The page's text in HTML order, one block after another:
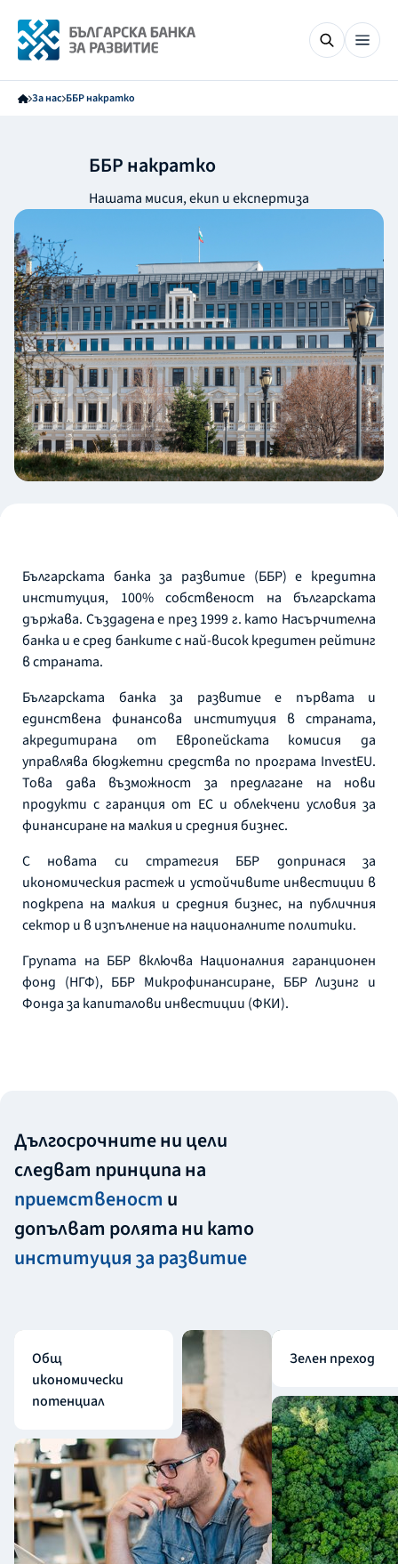
За нас ББР накратко
ББР накратко
Нашата мисия, екип и експертиза
Българската банка за развитие (ББР) е кредитна
институция, 100% собственост на българската
държава. Създадена е през 1999 г. като Насърчителна
банка и е сред банките с най-висок кредитен рейтинг
в страната.
Българската банка за развитие е първата и
единствена финансова институция в страната,
акредитирана от Европейската комисия да
управлява бюджетни средства по програма InvestEU.
Това дава възможност за предлагане на нови
продукти с гаранция от ЕС и облекчени условия за
финансиране на малкия и средния бизнес.
С новата си стратегия ББР допринася за
икономическия растеж и устойчивите инвестиции в
подкрепа на малкия и средния бизнес, на публичния
сектор и в изпълнение на националните политики.
Групата на ББР включва Националния гаранционен
фонд (НГФ), ББР Микрофинансиране, ББР Лизинг и
Фонда за капиталови инвестиции (ФКИ).
Дългосрочните ни цели
следват принципа на
приемственост и
допълват ролята ни като
институция за развитие
Общ
икономически
потенциал
Зелен преход